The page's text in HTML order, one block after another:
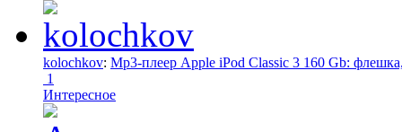
kolochkov: Mp3-плеер Apple iPod Classic 3 160 Gb:
1
Интересное